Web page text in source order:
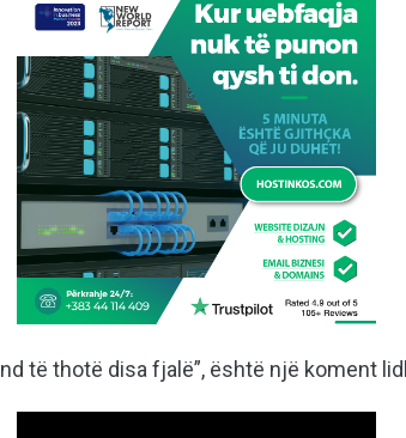
të thotë disa fjalë”, është një koment